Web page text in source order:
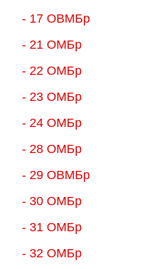
- 17 ОВМБр
- 21 ОМБр
- 22 ОМБр
- 23 ОМБр
- 24 ОМБр
- 28 ОМБр
- 29 ОВМБр
- 30 ОМБр
- 31 ОМБр
- 32 ОМБр